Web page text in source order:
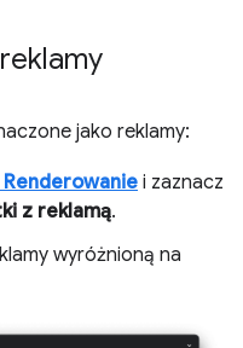
jako reklamy:
Renderowanie i zaznacz
z reklamą.
wyróżnioną na